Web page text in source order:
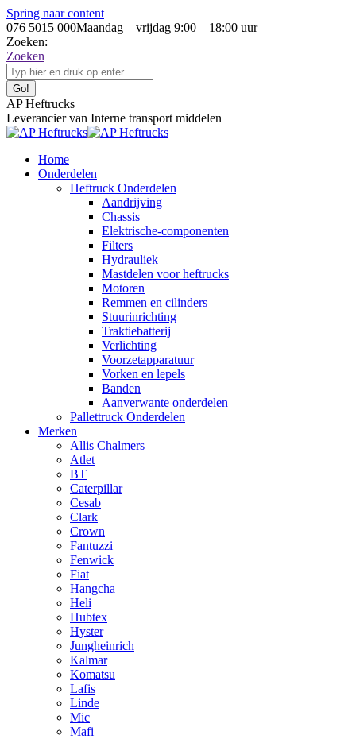
Spring naar content
076 5015 000Maandag – vrijdag 9:00 – 18:00 uur
Zoeken:
Zoeken
AP Heftrucks
Leverancier van Interne transport middelen
Home
Onderdelen
Heftruck Onderdelen
Aandrijving
Chassis
Elektrische-componenten
Filters
Hydrauliek
Mastdelen voor heftrucks
Motoren
Remmen en cilinders
Stuurinrichting
Traktiebatterij
Verlichting
Voorzetapparatuur
Vorken en lepels
Banden
Aanverwante onderdelen
Pallettruck Onderdelen
Merken
Allis Chalmers
Atlet
BT
Caterpillar
Cesab
Clark
Crown
Fantuzzi
Fenwick
Fiat
Hangcha
Heli
Hubtex
Hyster
Jungheinrich
Kalmar
Komatsu
Lafis
Linde
Mic
Mafi